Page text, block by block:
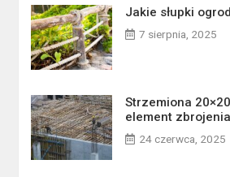
Jakie słupki
7 sierpnia, 2025
Strzemiona
element
24 czerwca, 2025